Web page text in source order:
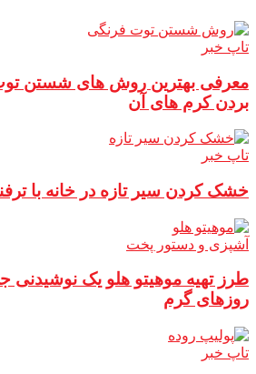
تاپ خبر
معرفی بهترین روش های شستن
بردن کرم های آن
تاپ خبر
خشک کردن سیر تازه در خانه با
آشپزی و دستور پخت
طرز تهیه موهیتو هلو یک نوشیدنی
روزهای گرم
تاپ خبر